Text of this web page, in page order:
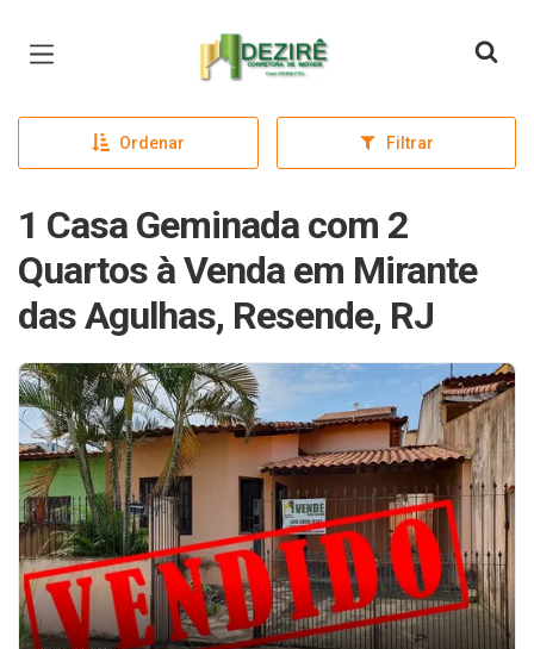
Página inicial
Ordenar Filtrar
1 Casa Geminada com 2
Quartos à Venda em Mirante
das Agulhas, Resende, RJ